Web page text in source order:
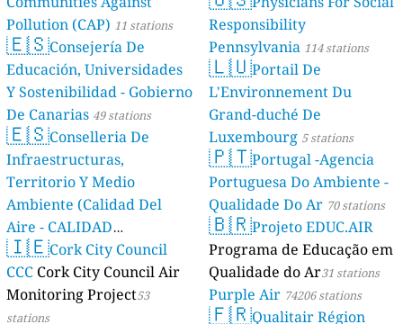
Pollution (CAP) 11 stations
🇪🇸Consejería De
Educación, Universidades
Y Sostenibilidad - Gobierno
De Canarias 49 stations
🇪🇸Conselleria De
Infraestructuras,
Territorio Y Medio
Ambiente (Calidad Del
Aire - CALIDAD
AMBIENTAL) 23 stations
🇮🇪Cork City Council
CCC Cork City Council Air
Monitoring Project53
stations
Responsibility
Pennsylvania 114 stations
🇱🇺Portail De
L'Environnement Du
Grand-duché De
Luxembourg 5 stations
🇵🇹Portugal -Agencia
Portuguesa Do Ambiente -
Qualidade Do Ar 70 stations
🇧🇷Projeto EDUC.AIR
Programa de Educação em
Qualidade do Ar31 stations
Purple Air 74206 stations
🇫🇷Qualitair Région